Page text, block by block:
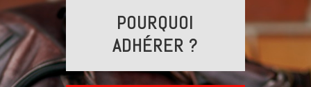
POURQUOI
ADHÉRER ?